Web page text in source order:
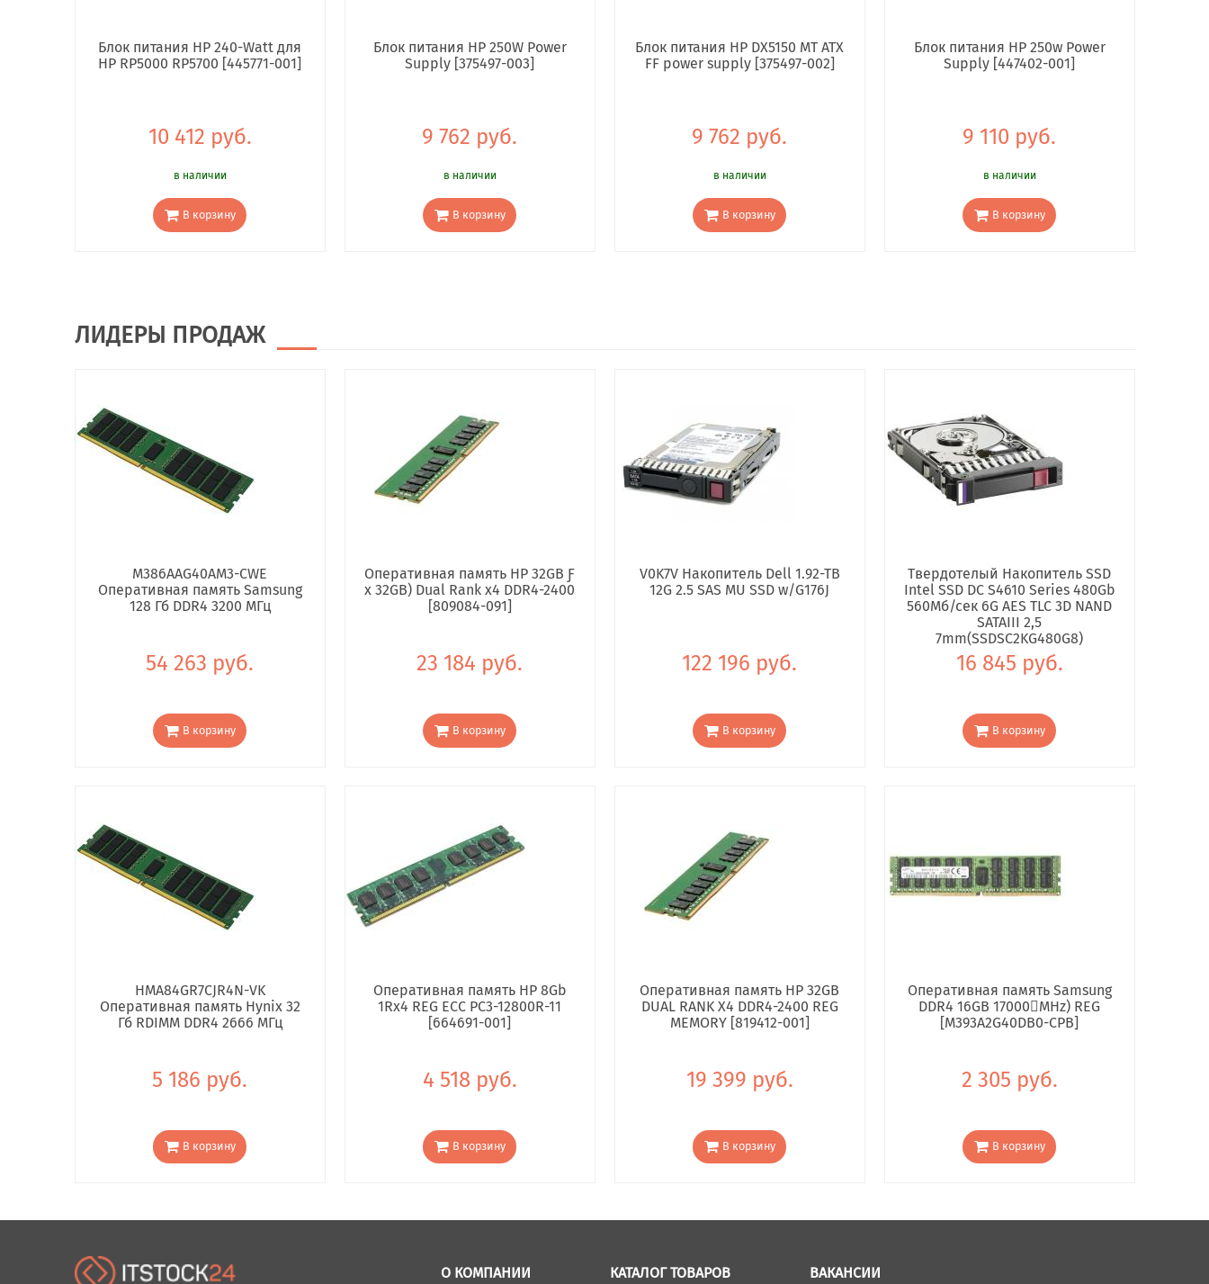
Блок питания HP 240-Watt для
HP RP5000 RP5700 [445771-001]
10 412 руб.
в наличии
В корзину
Блок питания HP 250W Power
Supply [375497-003]
9 762 руб.
в наличии
В корзину
Блок питания HP DX5150 MT ATX
FF power supply [375497-002]
9 762 руб.
в наличии
В корзину
Блок питания HP 250w Power
Supply [447402-001]
9 110 руб.
в наличии
В корзину
ЛИДЕРЫ ПРОДАЖ
M386AAG40AM3-CWE
Оперативная память Samsung
128 Гб DDR4 3200 МГц
54 263 руб.
В корзину
Оперативная память HP 32GB Ƒ
x 32GB) Dual Rank x4 DDR4-2400
[809084-091]
23 184 руб.
В корзину
V0K7V Накопитель Dell 1.92-TB
12G 2.5 SAS MU SSD w/G176J
122 196 руб.
В корзину
Твердотелый Накопитель SSD
Intel SSD DC S4610 Series 480Gb
560Мб/сек 6G AES TLC 3D NAND
SATAIII 2,5
7mm(SSDSC2KG480G8)
16 845 руб.
В корзину
HMA84GR7CJR4N-VK
Оперативная память Hynix 32
Гб RDIMM DDR4 2666 МГц
5 186 руб.
В корзину
Оперативная память HP 8Gb
1Rx4 REG ECC PC3-12800R-11
[664691-001]
4 518 руб.
В корзину
Оперативная память HP 32GB
DUAL RANK X4 DDR4-2400 REG
MEMORY [819412-001]
19 399 руб.
В корзину
Оперативная память Samsung
DDR4 16GB 17000񢋕MHz) REG
[M393A2G40DB0-CPB]
2 305 руб.
В корзину
О КОМПАНИИ КАТАЛОГ ТОВАРОВ ВАКАНСИИ